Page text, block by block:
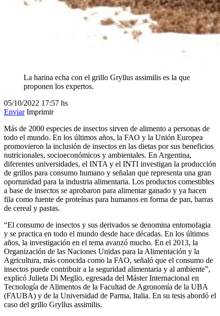
La harina echa con el grillo Gryllus assimilis es la que
proponen los expertos.
05/10/2022 17:57 hs
Enviar Imprimir
Más de 2000 especies de insectos sirven de alimento a personas de
todo el mundo. En los últimos años, la FAO y la Unión Europea
promovieron la inclusión de insectos en las dietas por sus beneficios
nutricionales, socioeconómicos y ambientales. En Argentina,
diferentes universidades, el INTA y el INTI investigan la producción
de grillos para consumo humano y señalan que representa una gran
oportunidad para la industria alimentaria. Los productos comestibles
a base de insectos se aprobaron para alimentar ganado y ya hacen
fila como fuente de proteínas para humanos en forma de pan, barras
de cereal y pastas.
“El consumo de insectos y sus derivados se denomina entomofagia
y se practica en todo el mundo desde hace décadas. En los últimos
años, la investigación en el tema avanzó mucho. En el 2013, la
Organización de las Naciones Unidas para la Alimentación y la
Agricultura, más conocida como la FAO, señaló que el consumo de
insectos puede contribuir a la seguridad alimentaria y al ambiente”,
explicó Julieta Di Meglio, egresada del Máster Internacional en
Tecnología de Alimentos de la Facultad de Agronomía de la UBA
(FAUBA) y de la Universidad de Parma, Italia. En su tesis abordó el
caso del grillo Gryllus assimilis.